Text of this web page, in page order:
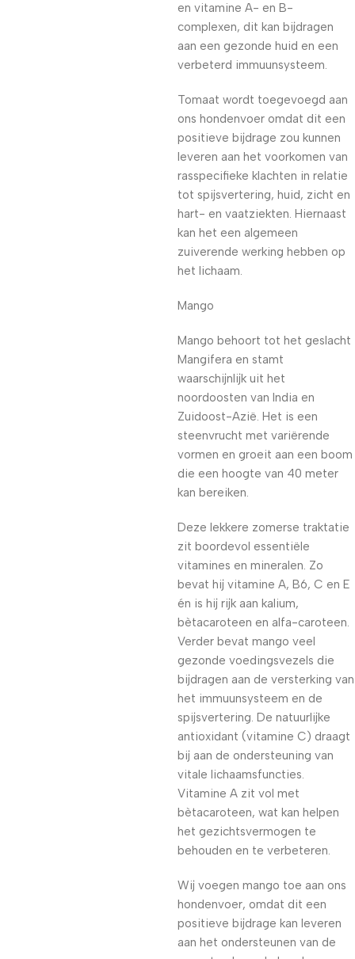
en vitamine A- en B-
complexen, dit kan bijdragen
aan een gezonde huid en een
verbeterd immuunsysteem.
Tomaat wordt toegevoegd aan
ons hondenvoer omdat dit een
positieve bijdrage zou kunnen
leveren aan het voorkomen van
rasspecifieke klachten in relatie
tot spijsvertering, huid, zicht en
hart- en vaatziekten. Hiernaast
kan het een algemeen
zuiverende werking hebben op
het lichaam.
Mango
Mango behoort tot het geslacht
Mangifera en stamt
waarschijnlijk uit het
noordoosten van India en
Zuidoost-Azië. Het is een
steenvrucht met variërende
vormen en groeit aan een boom
die een hoogte van 40 meter
kan bereiken.
Deze lekkere zomerse traktatie
zit boordevol essentiële
vitamines en mineralen. Zo
bevat hij vitamine A, B6, C en E
én is hij rijk aan kalium,
bètacaroteen en alfa-caroteen.
Verder bevat mango veel
gezonde voedingsvezels die
bijdragen aan de versterking van
het immuunsysteem en de
spijsvertering. De natuurlijke
antioxidant (vitamine C) draagt
bij aan de ondersteuning van
vitale lichaamsfuncties.
Vitamine A zit vol met
bètacaroteen, wat kan helpen
het gezichtsvermogen te
behouden en te verbeteren.
Wij voegen mango toe aan ons
hondenvoer, omdat dit een
positieve bijdrage kan leveren
aan het ondersteunen van de